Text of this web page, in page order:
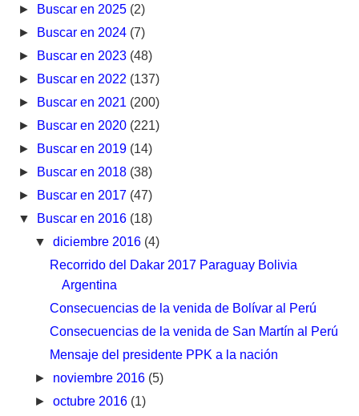
► Buscar en 2025 (2)
► Buscar en 2024 (7)
► Buscar en 2023 (48)
► Buscar en 2022 (137)
► Buscar en 2021 (200)
► Buscar en 2020 (221)
► Buscar en 2019 (14)
► Buscar en 2018 (38)
► Buscar en 2017 (47)
▼ Buscar en 2016 (18)
▼ diciembre 2016 (4)
Recorrido del Dakar 2017 Paraguay Bolivia
Argentina
Consecuencias de la venida de Bolívar al Perú
Consecuencias de la venida de San Martín al Perú
Mensaje del presidente PPK a la nación
► noviembre 2016 (5)
► octubre 2016 (1)